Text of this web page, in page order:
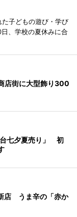
子どもの遊び・学び
、学校の夏休みに合
店街に大型飾り300
七夕夏売り」 初
店 うま辛の「赤か